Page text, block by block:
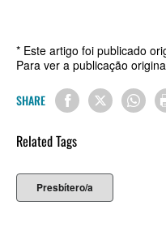
* Este artigo foi publicado
Para ver a publicação
SHARE
Related Tags
Presbítero/a